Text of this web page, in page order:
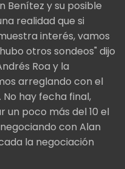
Benítez y su posible
realidad que si
interés, vamos
otros sondeos" dijo
Roa y la
arreglando con el
hay fecha final,
un poco más del 10 el
con Alan
la negociación